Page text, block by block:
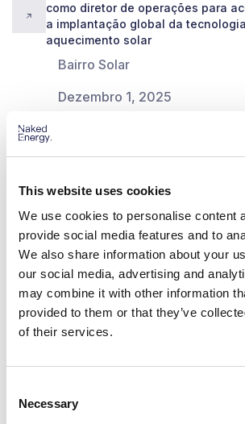
This website uses cookies
We use cookies to personalise content
provide social media features and to
We also share information about your
our social media, advertising and
may combine it with other information
provided to them or that they’ve
of their services.
Selection
Necessary
como diretor de operações para
a implantação global da
aquecimento solar
Bairro Solar
Dezembro 1, 2025
A Naked Energy apresenta o
manutenção solar térmica
Novembro 3, 2025
TechRound 100!
TechRound
Novembro 26, 2025
Naked Energy expande tecnologia
Nós, responsáveis